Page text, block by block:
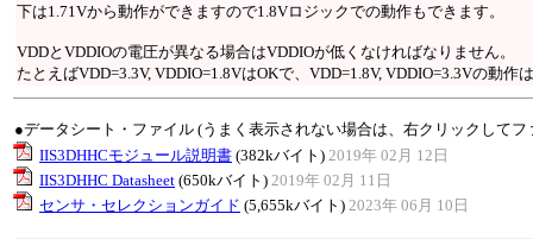
下は1.71Vから動作ができますので1.8Vロジックでの動作もできます。
VDDとVDDIOの電圧が異なる場合はVDDIOが低くなければなりません。
たとえばVDD=3.3V, VDDIO=1.8VはOKで、VDD=1.8V, VDDIO=3.3Vの動作
●データシート・ファイル (うまく表示されない場合は、右クリックして
IIS3DHHCモジュール説明書 (382kバイト) 2019年 02月 12日
IIS3DHHC Datasheet (650kバイト) 2019年 02月 11日
センサ・セレクションガイド (5,655kバイト) 2023年 06月 10日